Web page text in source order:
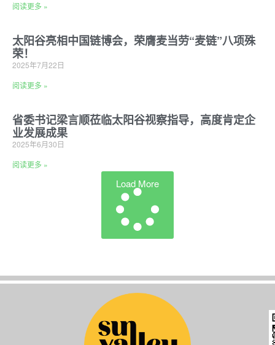
阅读更多 »
太阳谷亮相中国链博会，荣膺麦当劳“麦链”八项殊
荣！
2025年7月22日
阅读更多 »
省委书记梁言顺莅临太阳谷视察指导，高度肯定企
业发展成果
2025年6月30日
阅读更多 »
Load More